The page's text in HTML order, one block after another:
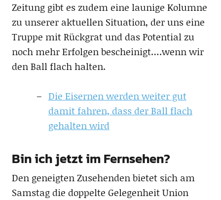
Zeitung gibt es zudem eine launige Kolumne
zu unserer aktuellen Situation, der uns eine
Truppe mit Rückgrat und das Potential zu
noch mehr Erfolgen bescheinigt….wenn wir
den Ball flach halten.
Die Eisernen werden weiter gut
damit fahren, dass der Ball flach
gehalten wird
Bin ich jetzt im Fernsehen?
Den geneigten Zusehenden bietet sich am
Samstag die doppelte Gelegenheit Union